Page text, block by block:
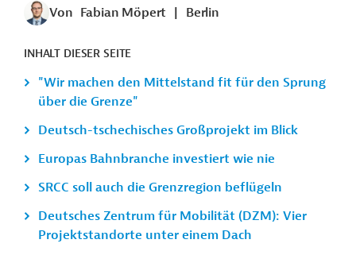
Von Fabian Möpert Berlin
INHALT DIESER SEITE
"Wir machen den Mittelstand fit für den Sprung
über die Grenze"
Deutsch-tschechisches Großprojekt im Blick
Europas Bahnbranche investiert wie nie
SRCC soll auch die Grenzregion beflügeln
Deutsches Zentrum für Mobilität (DZM): Vier
Projektstandorte unter einem Dach